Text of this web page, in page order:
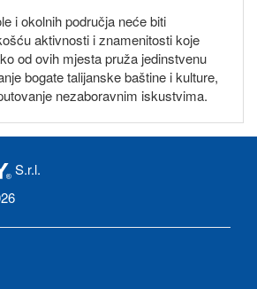
i okolnih područja neće biti
aktivnosti i znamenitosti koje
od ovih mjesta pruža jedinstvenu
bogate talijanske baštine i kulture,
nezaboravnim iskustvima.
S.r.l.